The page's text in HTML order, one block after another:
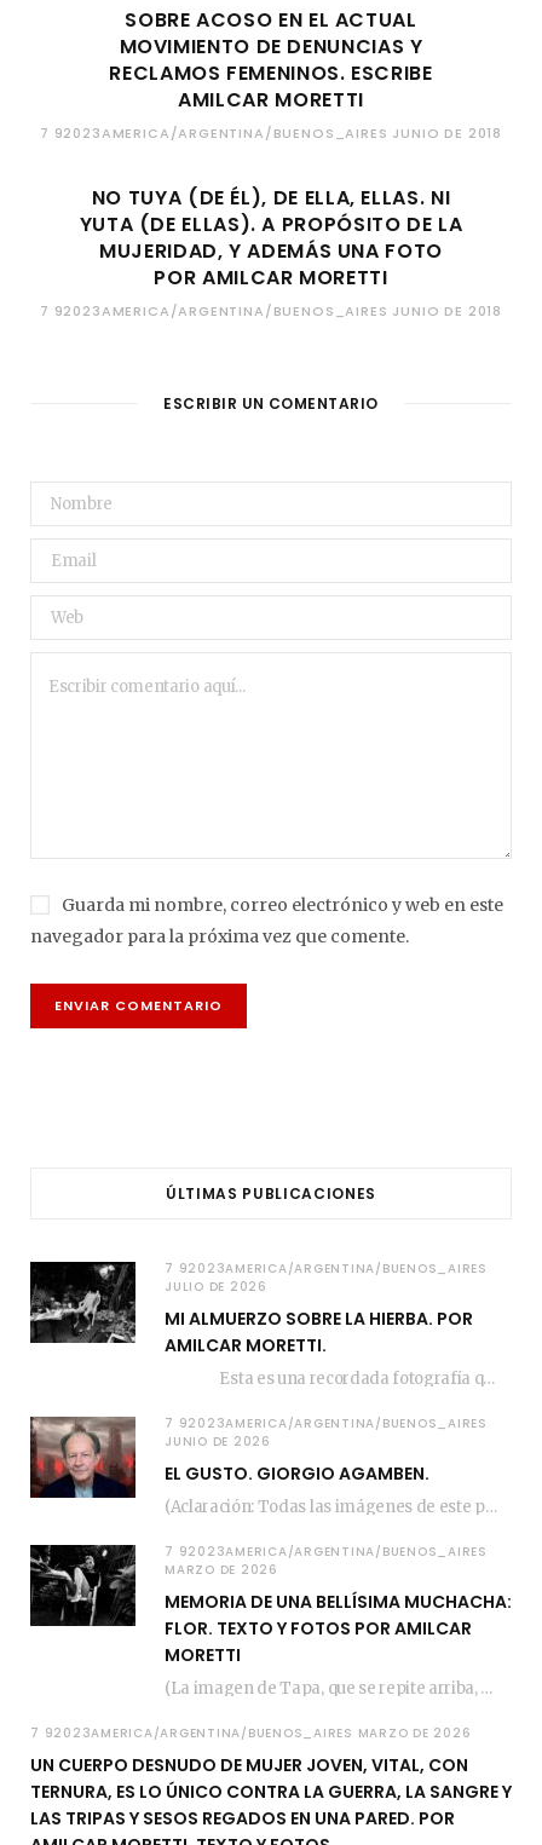
SOBRE ACOSO EN EL ACTUAL
MOVIMIENTO DE DENUNCIAS Y
RECLAMOS FEMENINOS. ESCRIBE
AMILCAR MORETTI
7 92023AMERICA/ARGENTINA/BUENOS_AIRES JUNIO DE 2018
NO TUYA (DE ÉL), DE ELLA, ELLAS. NI
YUTA (DE ELLAS). A PROPÓSITO DE LA
MUJERIDAD, Y ADEMÁS UNA FOTO
POR AMILCAR MORETTI
7 92023AMERICA/ARGENTINA/BUENOS_AIRES JUNIO DE 2018
ESCRIBIR UN COMENTARIO
Guarda mi nombre, correo electrónico y web en este
navegador para la próxima vez que comente.
ÚLTIMAS PUBLICACIONES
7 92023AMERICA/ARGENTINA/BUENOS_AIRES
JULIO DE 2026
MI ALMUERZO SOBRE LA HIERBA. POR
AMILCAR MORETTI.
Esta es una recordada fotografía que registré…
7 92023AMERICA/ARGENTINA/BUENOS_AIRES
JUNIO DE 2026
EL GUSTO. GIORGIO AGAMBEN.
(Aclaración: Todas las imágenes de este posteo fueron tomadas de Bloghemia.com, y todos los…
7 92023AMERICA/ARGENTINA/BUENOS_AIRES
MARZO DE 2026
MEMORIA DE UNA BELLÍSIMA MUCHACHA:
FLOR. TEXTO Y FOTOS POR AMILCAR
MORETTI
(La imagen de Tapa, que se repite arriba, fue compuesta por Amilcar Moretti el viernes…
7 92023AMERICA/ARGENTINA/BUENOS_AIRES MARZO DE 2026
UN CUERPO DESNUDO DE MUJER JOVEN, VITAL, CON
TERNURA, ES LO ÚNICO CONTRA LA GUERRA, LA SANGRE Y
LAS TRIPAS Y SESOS REGADOS EN UNA PARED. POR